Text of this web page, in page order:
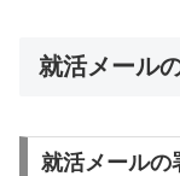
就活メール
就活メールの